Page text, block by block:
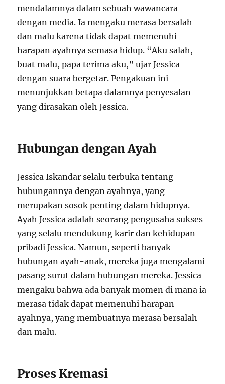
mendalamnya dalam sebuah wawancara
dengan media. Ia mengaku merasa bersalah
dan malu karena tidak dapat memenuhi
harapan ayahnya semasa hidup. “Aku salah,
buat malu, papa terima aku,” ujar Jessica
dengan suara bergetar. Pengakuan ini
menunjukkan betapa dalamnya penyesalan
yang dirasakan oleh Jessica.
Hubungan dengan Ayah
Jessica Iskandar selalu terbuka tentang
hubungannya dengan ayahnya, yang
merupakan sosok penting dalam hidupnya.
Ayah Jessica adalah seorang pengusaha sukses
yang selalu mendukung karir dan kehidupan
pribadi Jessica. Namun, seperti banyak
hubungan ayah-anak, mereka juga mengalami
pasang surut dalam hubungan mereka. Jessica
mengaku bahwa ada banyak momen di mana ia
merasa tidak dapat memenuhi harapan
ayahnya, yang membuatnya merasa bersalah
dan malu.
Proses Kremasi